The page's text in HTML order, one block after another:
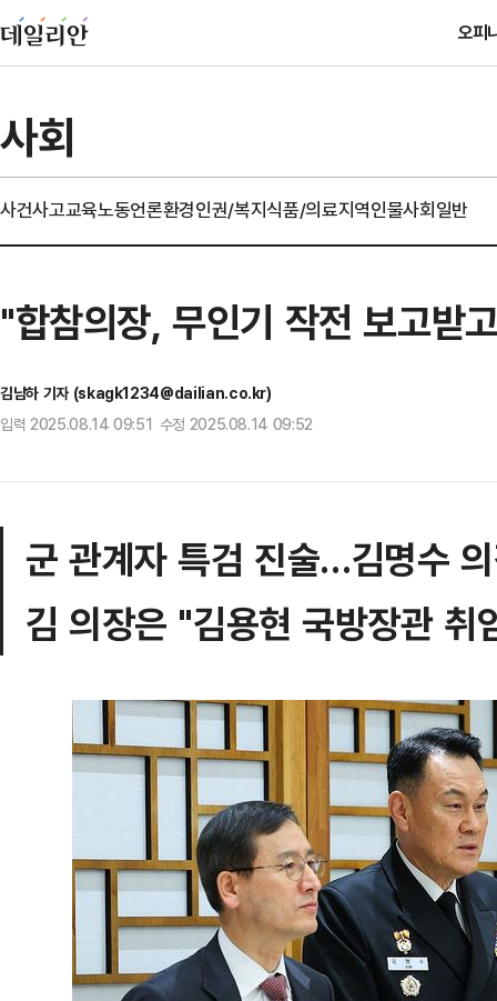
오피
사회
사건사고교육노동언론환경인권/복지식품/의료지역인물사회일반
"합참의장, 무인기 작전 보고받
김남하 기자 (skagk1234@dailian.co.kr)
입력 2025.08.14 09:51 수정 2025.08.14 09:52
군 관계자 특검 진술…김명수
김 의장은 "김용현 국방장관